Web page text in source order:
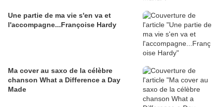
Une partie de ma vie s'en va et
l'accompagne...Françoise Hardy
Ma cover au saxo de la célèbre
chanson What a Difference a Day
Made